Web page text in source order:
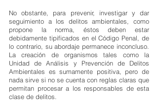
No obstante, para prevenir, investigar y dar
seguimiento a los delitos ambientales, como
propone la norma, éstos deben estar
debidamente tipificados en el Código Penal, de
lo contrario, su abordaje permanece inconcluso.
La creación de organismos tales como la
Unidad de Análisis y Prevención de Delitos
Ambientales es sumamente positiva, pero de
nada sirve si no se cuenta con reglas claras que
permitan procesar a los responsables de esta
clase de delitos.